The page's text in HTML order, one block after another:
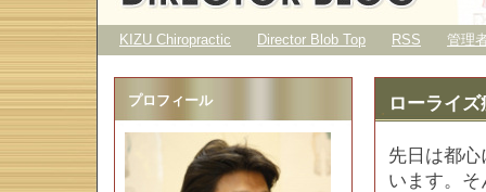
KIZU Chiropractic Director Blob Top RSS 管理
ローライ
先日は都
います。
プロフィール